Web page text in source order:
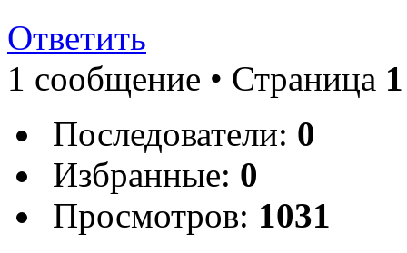
Ответить
1 сообщение • Страница 1
Последователи: 0
Избранные: 0
Просмотров: 1031